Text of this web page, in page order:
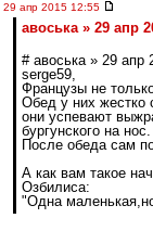
29 апр 2015 12:55
авоська » 29 апр
# авоська » 29 апр
serge59,
Французы не
Обед у них жестко
они успевают
бургунского на нос.
После обеда сам
А как вам такое
Озбилиса:
"Одна